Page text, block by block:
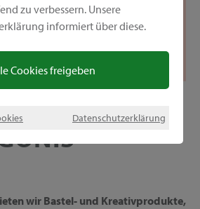
zu verbessern. Unsere
informiert über diese.
Cookies freigeben
Datenschutzerklärung
wir Bastel- und Kreativprodukte,